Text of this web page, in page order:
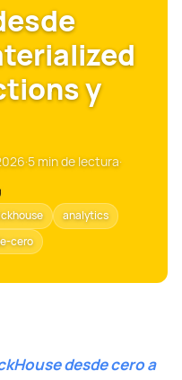
y
·5 min de lectura·
analytics
cero
desde cero a